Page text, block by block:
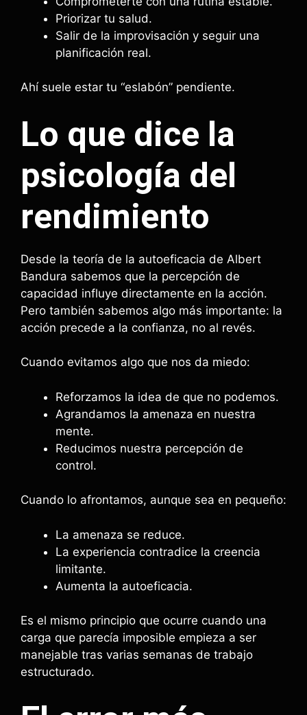
Priorizar tu salud.
Salir de la improvisación y seguir una
planificación real.
Ahí suele estar tu “eslabón” pendiente.
Lo que dice la
psicología del
rendimiento
Desde la teoría de la autoeficacia de Albert
Bandura sabemos que la percepción de
capacidad influye directamente en la acción.
Pero también sabemos algo más importante: la
acción precede a la confianza, no al revés.
Cuando evitamos algo que nos da miedo:
Reforzamos la idea de que no podemos.
Agrandamos la amenaza en nuestra
mente.
Reducimos nuestra percepción de
control.
Cuando lo afrontamos, aunque sea en pequeño:
La amenaza se reduce.
La experiencia contradice la creencia
limitante.
Aumenta la autoeficacia.
Es el mismo principio que ocurre cuando una
carga que parecía imposible empieza a ser
manejable tras varias semanas de trabajo
estructurado.